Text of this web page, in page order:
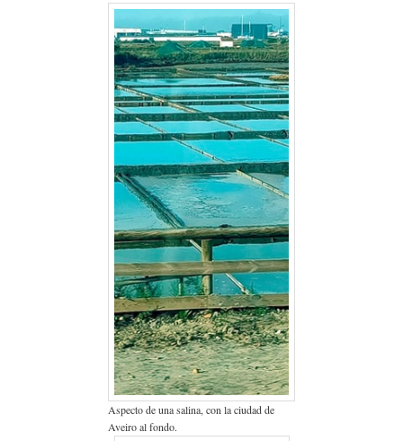
Aspecto de una salina, con la ciudad de
Aveiro al fondo.